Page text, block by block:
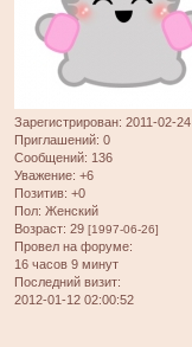
Зарегистрирован: 2011-02-24
Приглашений: 0
Сообщений: 136
Уважение: +6
Позитив: +0
Пол: Женский
Возраст: 29 [1997-06-26]
Провел на форуме:
16 часов 9 минут
Последний визит:
2012-01-12 02:00:52